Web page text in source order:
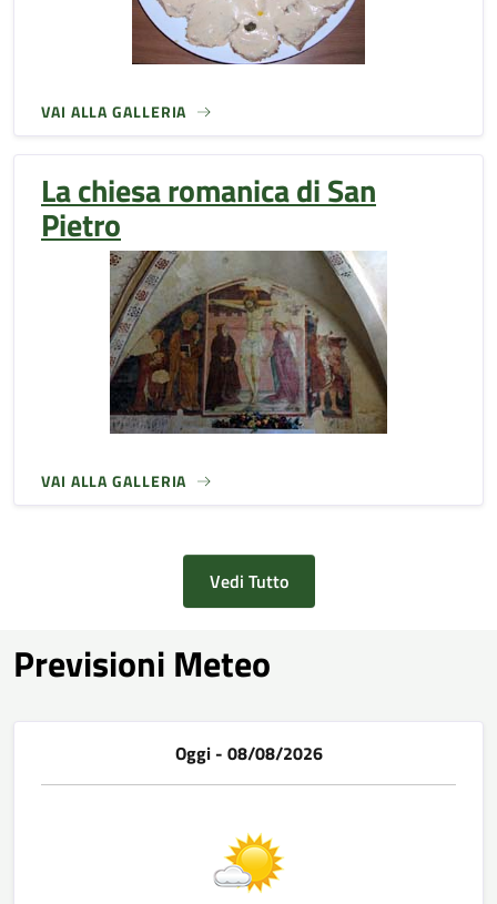
VAI ALLA GALLERIA
La chiesa romanica di San
Pietro
VAI ALLA GALLERIA
Vedi Tutto
Previsioni Meteo
Oggi - 08/08/2026